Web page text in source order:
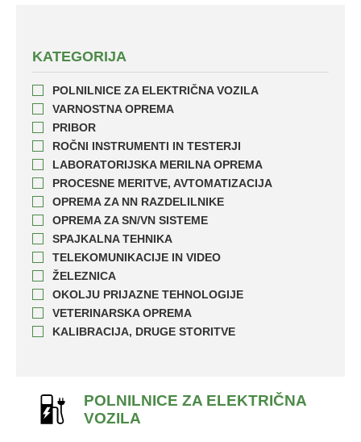
KATEGORIJA
POLNILNICE ZA ELEKTRIČNA VOZILA
VARNOSTNA OPREMA
PRIBOR
ROČNI INSTRUMENTI IN TESTERJI
LABORATORIJSKA MERILNA OPREMA
PROCESNE MERITVE, AVTOMATIZACIJA
OPREMA ZA NN RAZDELILNIKE
OPREMA ZA SN/VN SISTEME
SPAJKALNA TEHNIKA
TELEKOMUNIKACIJE IN VIDEO
ŽELEZNICA
OKOLJU PRIJAZNE TEHNOLOGIJE
VETERINARSKA OPREMA
KALIBRACIJA, DRUGE STORITVE
POLNILNICE ZA ELEKTRIČNA
VOZILA